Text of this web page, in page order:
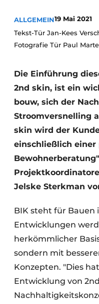
Datenschutz /
Geschichte
Freie Stellen
Videos
Modularer Aufbau
ALLGEMEIN19 Mai 2021
Tekst-Tür Jan-Kees
Fotografie Tür Paul
Die Einführung
2nd skin, ist ein
bouw, sich der
Stroomversnelling
skin wird der
einschließlich einer
Jelske Sterkman
BIK steht für Bauen
Entwicklungen
herkömmlicher
sondern mit
Konzepten. "Dies
Entwicklung von